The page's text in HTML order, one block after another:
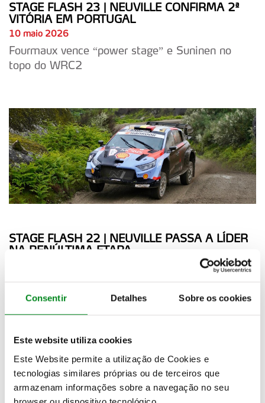
Consentir Detalhes Sobre os cookies
Este website utiliza cookies
Este Website permite a utilização de Cookies e
tecnologias similares próprias ou de terceiros que
armazenam informações sobre a navegação no seu
STAGE FLASH 23 | NEUVILLE CONFIRMA 2ª
VITÓRIA EM PORTUGAL
10 maio 2026
Fourmaux vence “power stage” e Suninen no
topo do WRC2
STAGE FLASH 22 | NEUVILLE PASSA A LÍDER
NA PENÚLTIMA ETAPA
Ogier e Pajari têm furo e são forçados a parar
para trocar pneus em Vieira do Minho 2